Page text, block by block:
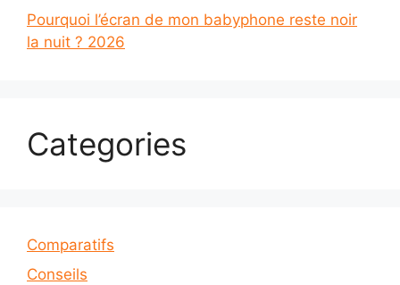
Pourquoi l’écran de mon babyphone reste noir
la nuit ? 2026
Categories
Comparatifs
Conseils